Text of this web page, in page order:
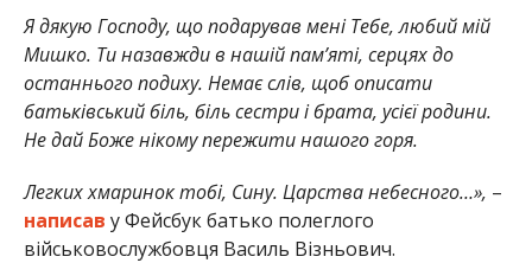
Я дякую Господу, що подарував мені Тебе, любий мій
Мишко. Ти назавжди в нашій пам’яті, серцях до
останнього подиху. Немає слів, щоб описати
батьківський біль, біль сестри і брата, усієї родини.
Не дай Боже нікому пережити нашого горя.
Легких хмаринок тобі, Сину. Царства небесного…», –
написав у Фейсбук батько полеглого
військовослужбовця Василь Візньович.